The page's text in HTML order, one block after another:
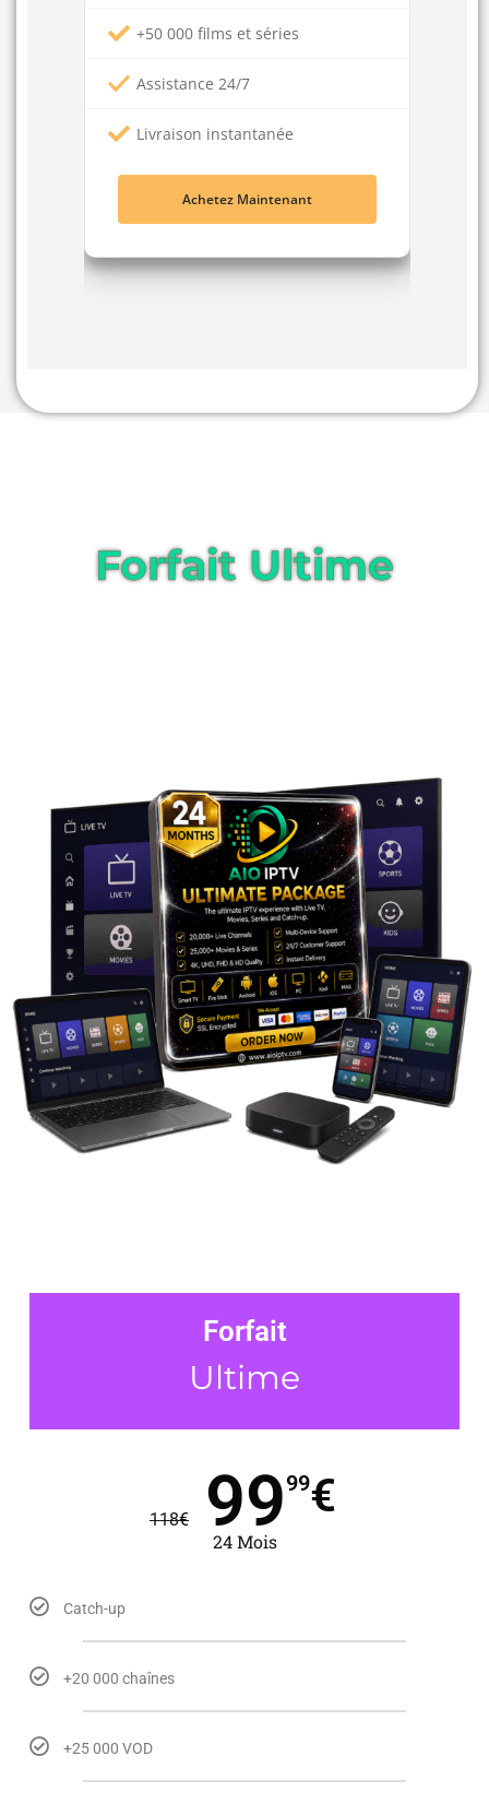
+50 000 films et séries
Assistance 24/7
Livraison instantanée
Achetez Maintenant
Forfait Ultime
Forfait
Ultime
118€ 9999€
24 Mois
Catch-up
+20 000 chaînes
+25 000 VOD